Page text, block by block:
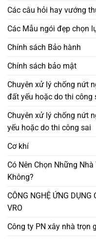
Các câu hỏi hay vướng
Các Mẫu ngói đẹp chọn
Chính sách Bảo hành
Chính sách bảo mật
Chuyên xử lý chống nứt
đất yếu hoặc do thi công
Chuyên xử lý chống nứt
yếu hoặc do thi công sai
Cơ khí
Có Nên Chọn Những
Không?
CÔNG NGHỆ ỨNG DỤNG
VRO
Công ty PN xây nhà trọn